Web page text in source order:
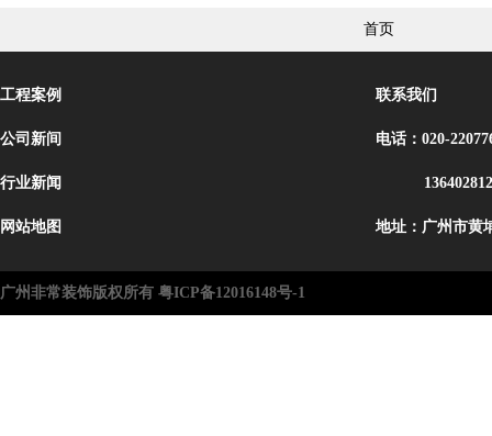
首页
工程案例 联系我们
公司新间 电话：020-
行业新闻
网站地图 地址：广州市黄
广州非常装饰版权所有 粤ICP备12016148号-1